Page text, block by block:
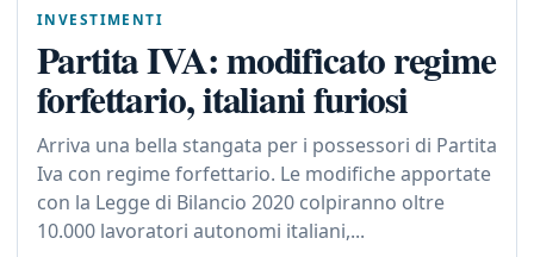
INVESTIMENTI
Partita IVA: modificato regime
forfettario, italiani furiosi
Arriva una bella stangata per i possessori di Partita
Iva con regime forfettario. Le modifiche apportate
con la Legge di Bilancio 2020 colpiranno oltre
10.000 lavoratori autonomi italiani,...